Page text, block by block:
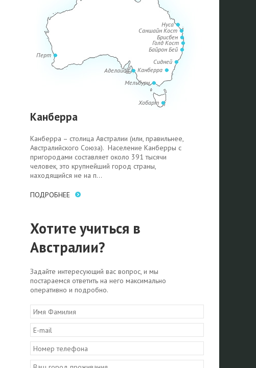
Сидней
Аделаида
Байрон Бей
Брисбен
Голд Кост
Канберра
Мельбурн
Перт
Саншайн Кост
Хобарт
Нуса
Канберра
Канберра – столица Австралии (или, правильнее,
Австралийского Союза). Население Канберры с
пригородами составляет около 391 тысячи
человек, это крупнейший город страны,
находящийся не на п...
ПОДРОБНЕЕ
Хотите учиться в
Австралии?
Задайте интересующий вас вопрос, и мы
постараемся ответить на него максимально
оперативно и подробно.